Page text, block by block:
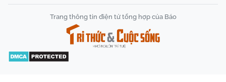
Trang thông tin điện tử tổng hợp của Báo